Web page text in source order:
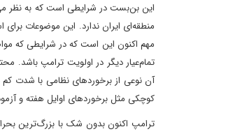
منطقه‌ای ایران ندارد. این موضوعات
مهم اکنون این است که در شرایطی که
تمام‌عیار دیگر در اولویت ترامپ باشد.
آن نوعی از برخوردهای نظامی با شدت کم
کوچکی مثل برخوردهای اوایل هفته و
ترامپ اکنون بدون شک با بزرگ‌ترین